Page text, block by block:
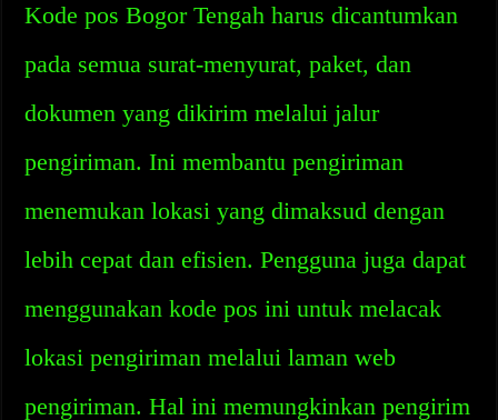
Kode pos Bogor Tengah harus dicantumkan
pada semua surat-menyurat, paket, dan
dokumen yang dikirim melalui jalur
pengiriman. Ini membantu pengiriman
menemukan lokasi yang dimaksud dengan
lebih cepat dan efisien. Pengguna juga dapat
menggunakan kode pos ini untuk melacak
lokasi pengiriman melalui laman web
pengiriman. Hal ini memungkinkan pengirim